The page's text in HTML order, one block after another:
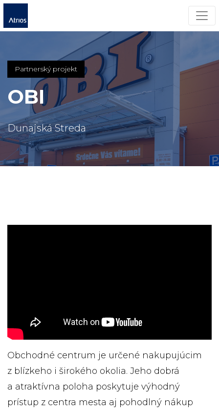
Partnerský projekt
OBI
Dunajská Streda
Obchodné centrum je určené nakupujúcim
z blízkeho i širokého okolia. Jeho dobrá
a atraktívna poloha poskytuje výhodný
prístup z centra mesta aj pohodlný nákup